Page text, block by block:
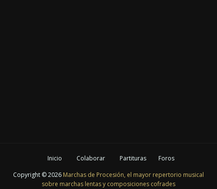
Inicio Colaborar Partituras
Foros
Copyright ©2026 Marchas de Procesión, el mayor repertorio musical
sobre marchas lentas y composiciones cofrades